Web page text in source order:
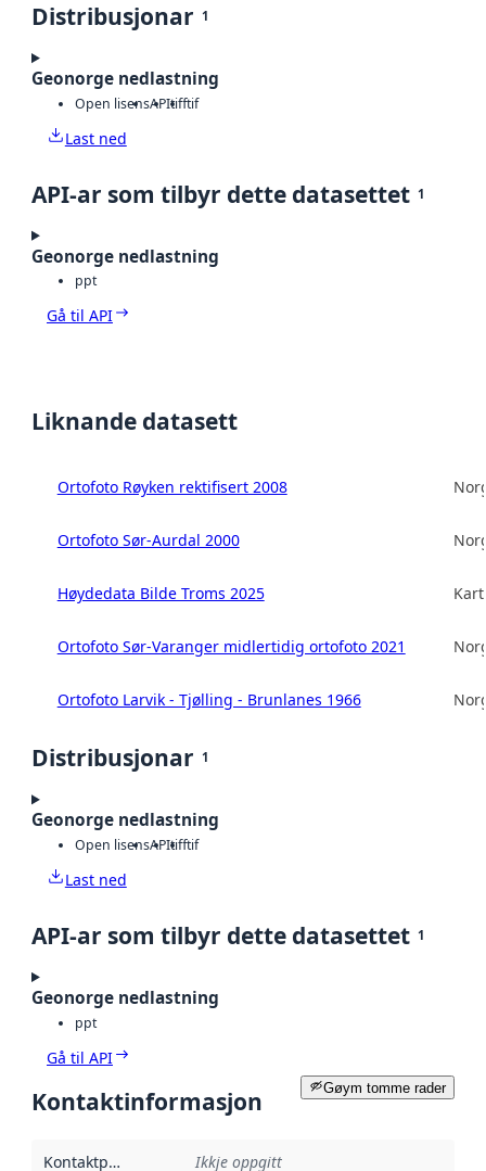
Distribusjonar 1
Geonorge nedlastning
Open lisensAPItifftif
Last ned
API-ar som tilbyr dette datasettet 1
Geonorge nedlastning
ppt
Gå til API
Liknande datasett
Ortofoto Røyken rektifisert 2008
Ortofoto Sør-Aurdal 2000
Høydedata Bilde Troms 2025
Ortofoto Sør-Varanger midlertidig ortofoto 2021
Ortofoto Larvik - Tjølling - Brunlanes 1966
Distribusjonar 1
Geonorge nedlastning
Open lisensAPItifftif
Last ned
API-ar som tilbyr dette datasettet 1
Geonorge nedlastning
ppt
Gå til API
Gøym tomme rader
Kontaktinformasjon
Kontaktpunkt Ikkje oppgitt